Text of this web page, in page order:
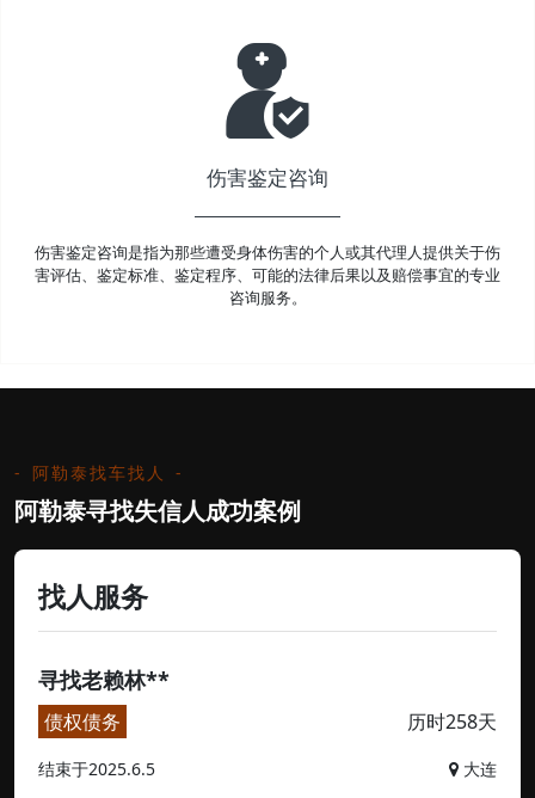
伤害鉴定咨询
伤害鉴定咨询是指为那些遭受身体伤害的个人或其代理人提供关于伤
害评估、鉴定标准、鉴定程序、可能的法律后果以及赔偿事宜的专业
咨询服务。
阿勒泰找车找人
阿勒泰寻找失信人成功案例
找人服务
寻找老赖林**
债权债务 历时258天
结束于2025.6.5 大连